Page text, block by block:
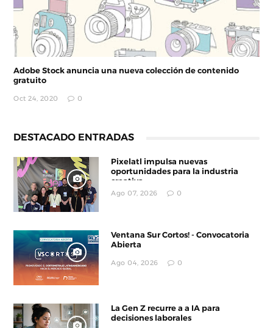
Adobe Stock anuncia una nueva colección de contenido
gratuito
Oct 24, 2020 0
DESTACADO ENTRADAS
Pixelatl impulsa nuevas
oportunidades para la industria
creativa
Ago 07, 2026 0
Ventana Sur Cortos! - Convocatoria
Abierta
Ago 04, 2026 0
La Gen Z recurre a a IA para
decisiones laborales